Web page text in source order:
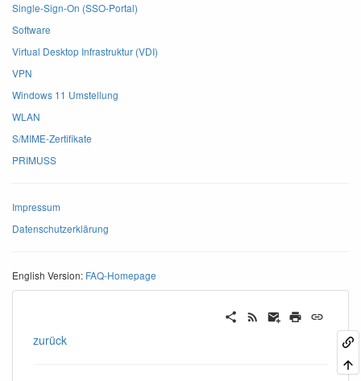
Single-Sign-On (SSO-Portal)
Software
Virtual Desktop Infrastruktur (VDI)
VPN
Windows 11 Umstellung
WLAN
S/MIME-Zertifikate
PRIMUSS
Impressum
Datenschutzerklärung
English Version: FAQ-Homepage
zurück